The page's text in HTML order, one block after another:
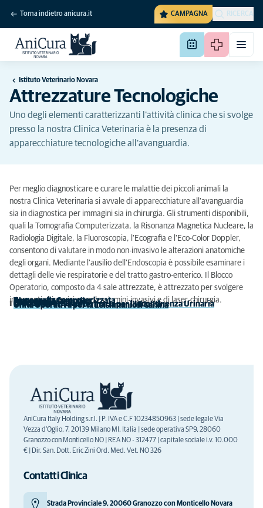
Torna indietro anicura.it CAMPAGNA RICERCA
Istituto Veterinario Novara
Attrezzature Tecnologiche
Uno degli elementi caratterizzanti l'attività clinica che si svolge
presso la nostra Clinica Veterinaria è la presenza di
apparecchiature tecnologiche all'avanguardia.
Per meglio diagnosticare e curare le malattie dei piccoli animali la
nostra Clinica Veterinaria si avvale di apparecchiature all'avanguardia
sia in diagnostica per immagini sia in chirurgia. Gli strumenti disponibili,
quali la Tomografia Computerizzata, la Risonanza Magnetica Nucleare, la
Radiologia Digitale, la Fluoroscopia, l'Ecografia e l'Eco-Color Doppler,
consentono di valutare in modo non-invasivo le alterazioni anatomiche
degli organi. Mediante l'ausilio dell'Endoscopia è possibile esaminare i
dettagli delle vie respiratorie e del tratto gastro-enterico. Il Blocco
Operatorio, composto da 4 sale attrezzate, è attrezzato per svolgere
interventi chirurgici complessi, mini-invasivi e di laser-chirurgia.
-Tomografia Computerizzata
-Risonanza Magnetica
-Radiografia Digitale
-Ecografia
-Endoscopia
-Gruppo Operativo
-Unità Operativa Veterinaria per l'Incontinenza Urinaria
-Unità Operativa Veterinaria per la Dialisi
- Unità Operativa per la Leishmaniosi Canina
AniCura Italy Holding s.r.l. | P. IVA e C.F 10234850963 | sede legale Via
Vezza d'Oglio, 7, 20139 Milano MI, Italia | sede operativa SP9, 28060
Granozzo con Monticello NO | REA NO - 312477 | capitale sociale i.v. 10.000
€ | Dir. San. Dott. Eric Zini Ord. Med. Vet. NO 326
Contatti Clinica
Strada Provinciale 9, 20060 Granozzo con Monticello Novara